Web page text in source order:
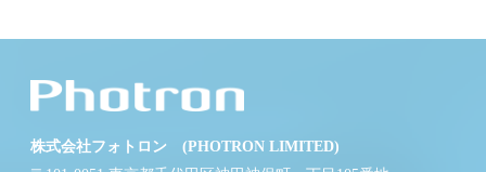
株式会社フォトロン (PHOTRON LIMITED)